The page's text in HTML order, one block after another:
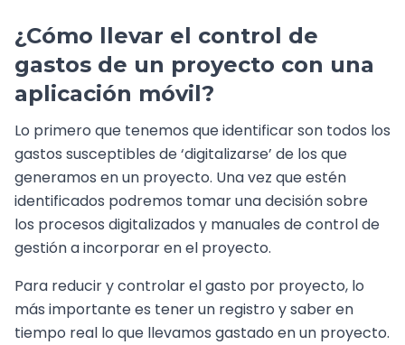
¿Cómo llevar el control de
gastos de un proyecto con una
aplicación móvil?
Lo primero que tenemos que identificar son todos los
gastos susceptibles de ‘digitalizarse’ de los que
generamos en un proyecto. Una vez que estén
identificados podremos tomar una decisión sobre
los procesos digitalizados y manuales de control de
gestión a incorporar en el proyecto.
Para reducir y controlar el gasto por proyecto, lo
más importante es tener un registro y saber en
tiempo real lo que llevamos gastado en un proyecto.